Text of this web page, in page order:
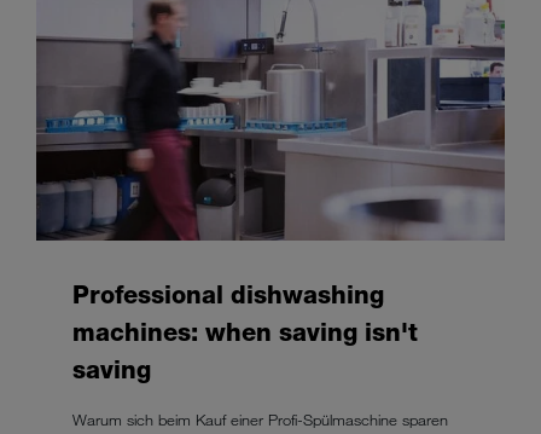
Professional dishwashing
machines: when saving isn't
saving
Warum sich beim Kauf einer Profi-Spülmaschine sparen